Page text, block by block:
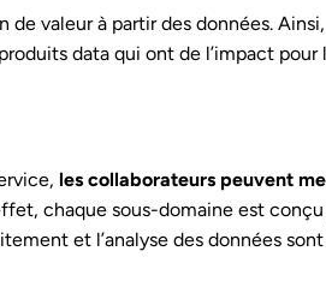
valeur à partir des données.
data qui ont de l’impact pour
les collaborateurs peuvent
chaque sous-domaine est
et l’analyse des données